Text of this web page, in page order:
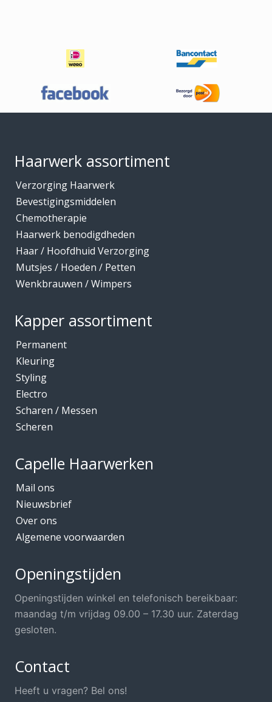
Haarwerk assortiment
Verzorging Haarwerk
Bevestigingsmiddelen
Chemotherapie
Haarwerk benodigdheden
Haar / Hoofdhuid Verzorging
Mutsjes / Hoeden / Petten
Wenkbrauwen / Wimpers
Kapper assortiment
Permanent
Kleuring
Styling
Electro
Scharen / Messen
Scheren
Capelle Haarwerken
Mail ons
Nieuwsbrief
Over ons
Algemene voorwaarden
Openingstijden
Openingstijden winkel en telefonisch bereikbaar:
maandag t/m vrijdag 09.00 – 17.30 uur. Zaterdag
gesloten.
Contact
Heeft u vragen? Bel ons!